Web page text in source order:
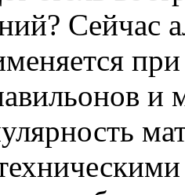
Сейчас
и